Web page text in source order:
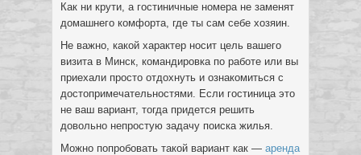
Как ни крути, а гостиничные номера не заменят
домашнего комфорта, где ты сам себе хозяин.
Не важно, какой характер носит цель вашего
визита в Минск, командировка по работе или вы
приехали просто отдохнуть и ознакомиться с
достопримечательностями. Если гостиница это
не ваш вариант, тогда придется решить
довольно непростую задачу поиска жилья.
Можно попробовать такой вариант как — аренда